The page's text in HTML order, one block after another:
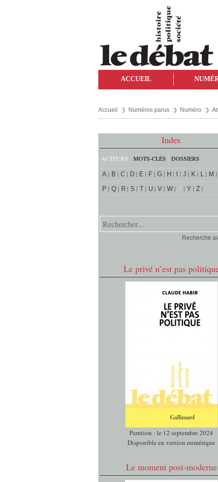
ACCUEIL
Accueil Numéros parus Numéro
Index
AUTEURS MOTS-CLÉS DOSSIERS
A B C D E F G H J K L M
P
Q R S T U V W Y Z
Recherche
Le privé n’est pas
Parution : le 12 septembre 2024
Disponible en version numérique
Le moment post-moderne